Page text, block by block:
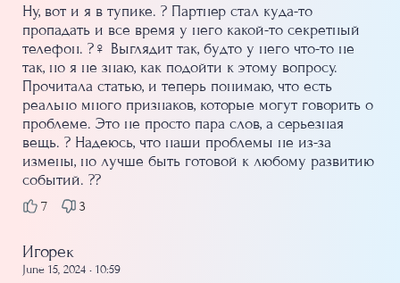
Ну, вот и я в тупике. ? Партнер стал куда-то
пропадать и все время у него какой-то секретный
телефон. ?️‍♀️ Выглядит так, будто у него что-то не
так, но я не знаю, как подойти к этому вопросу.
Прочитала статью, и теперь понимаю, что есть
реально много признаков, которые могут говорить о
проблеме. Это не просто пара слов, а серьезная
вещь. ? Надеюсь, что наши проблемы не из-за
измены, но лучше быть готовой к любому развитию
событий. ??
7 3
Игорек
June 15, 2024 • 10:59